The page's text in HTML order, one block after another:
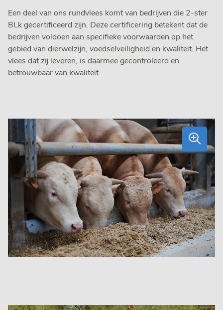
Een deel van ons rundvlees komt van bedrijven die 2-ster
BLk gecertificeerd zijn. Deze certificering betekent dat de
bedrijven voldoen aan specifieke voorwaarden op het
gebied van dierwelzijn, voedselveiligheid en kwaliteit. Het
vlees dat zij leveren, is daarmee gecontroleerd en
betrouwbaar van kwaliteit.